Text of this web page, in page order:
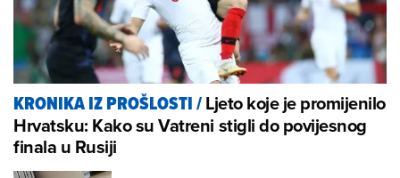
KRONIKA IZ PROŠLOSTI/Ljeto koje je promijenilo
Hrvatsku: Kako su Vatreni stigli do povijesnog
finala u Rusiji